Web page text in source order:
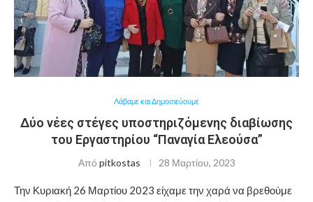
Λάβαμε και Δημοσιεύουμε
Δύο νέες στέγες υποστηριζόμενης διαβίωσης
του Εργαστηρίου “Παναγία Ελεούσα”
Από pitkostas 28 Μαρτίου, 2023
Την Κυριακή 26 Μαρτίου 2023 είχαμε την χαρά να βρεθούμε